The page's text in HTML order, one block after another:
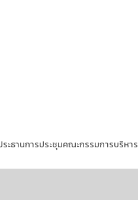
านการประชุมคณะกรรมการบริหา